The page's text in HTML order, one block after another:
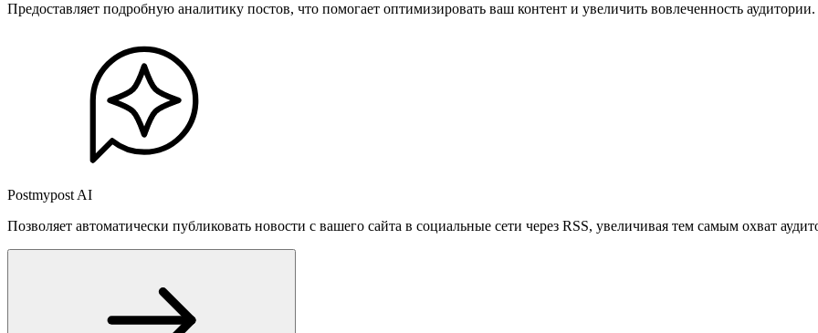
Предоставляет подробную аналитику постов, что помогает оптимизировать ваш контент и увеличить вовлеченность аудитории.
Postmypost AI
Позволяет автоматически публиковать новости с вашего сайта в социальные сети через RSS, увеличивая тем самым охват